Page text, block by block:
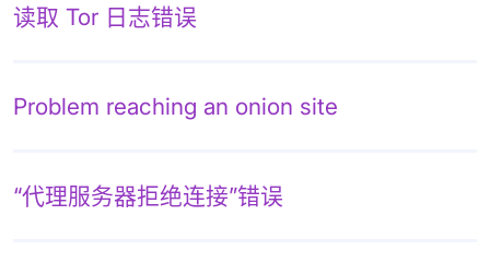
读取 Tor 日志错误
Problem reaching an onion site
“代理服务器拒绝连接”错误